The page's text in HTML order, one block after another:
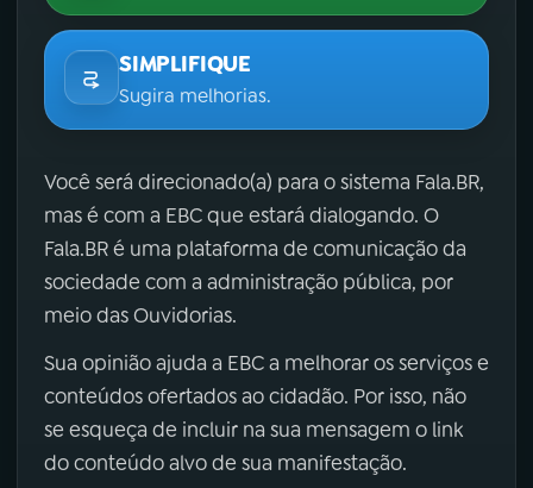
SIMPLIFIQUE
Sugira melhorias.
Você será direcionado(a) para o sistema Fala.BR,
mas é com a EBC que estará dialogando. O
Fala.BR é uma plataforma de comunicação da
sociedade com a administração pública, por
meio das Ouvidorias.
Sua opinião ajuda a EBC a melhorar os serviços e
conteúdos ofertados ao cidadão. Por isso, não
se esqueça de incluir na sua mensagem o link
do conteúdo alvo de sua manifestação.